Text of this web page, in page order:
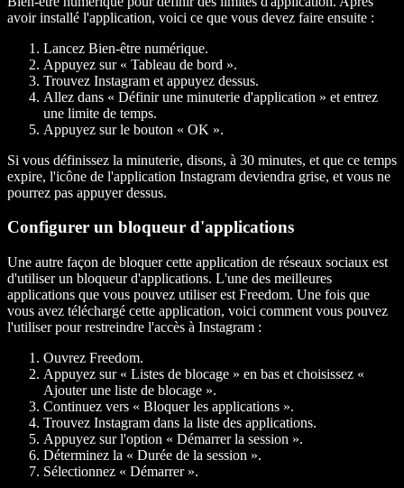
avoir installé l'application, voici ce que vous devez faire ensuite :
Lancez Bien-être numérique.
Appuyez sur « Tableau de bord ».
Trouvez Instagram et appuyez dessus.
Allez dans « Définir une minuterie d'application » et entrez
une limite de temps.
Appuyez sur le bouton « OK ».
Si vous définissez la minuterie, disons, à 30 minutes, et que ce temps
expire, l'icône de l'application Instagram deviendra grise, et vous ne
pourrez pas appuyer dessus.
Configurer un bloqueur d'applications
Une autre façon de bloquer cette application de réseaux sociaux est
d'utiliser un bloqueur d'applications. L'une des meilleures
applications que vous pouvez utiliser est Freedom. Une fois que
vous avez téléchargé cette application, voici comment vous pouvez
l'utiliser pour restreindre l'accès à Instagram :
Ouvrez Freedom.
Appuyez sur « Listes de blocage » en bas et choisissez «
Ajouter une liste de blocage ».
Continuez vers « Bloquer les applications ».
Trouvez Instagram dans la liste des applications.
Appuyez sur l'option « Démarrer la session ».
Déterminez la « Durée de la session ».
Sélectionnez « Démarrer ».